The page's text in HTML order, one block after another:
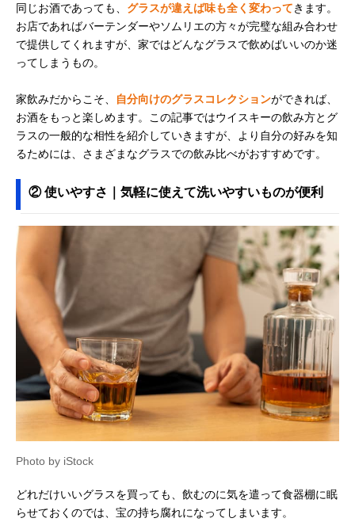
同じお酒であっても、 グラスが違えば味も全く変わってきます。
お店であればバーテンダーやソムリエの方々が完璧な組み合わせ
で提供してくれますが、家ではどんなグラスで飲めばいいのか迷
ってしまうもの。
家飲みだからこそ、 自分向けのグラスコレクションができれば、
お酒をもっと楽しめます。この記事ではウイスキーの飲み方とグ
ラスの一般的な相性を紹介していきますが、より自分の好みを知
るためには、さまざまなグラスでの飲み比べがおすすめです。
② 使いやすさ｜気軽に使えて洗いやすいものが便利
Photo by iStock
どれだけいいグラスを買っても、飲むのに気を遣って食器棚に眠
らせておくのでは、宝の持ち腐れになってしまいます。